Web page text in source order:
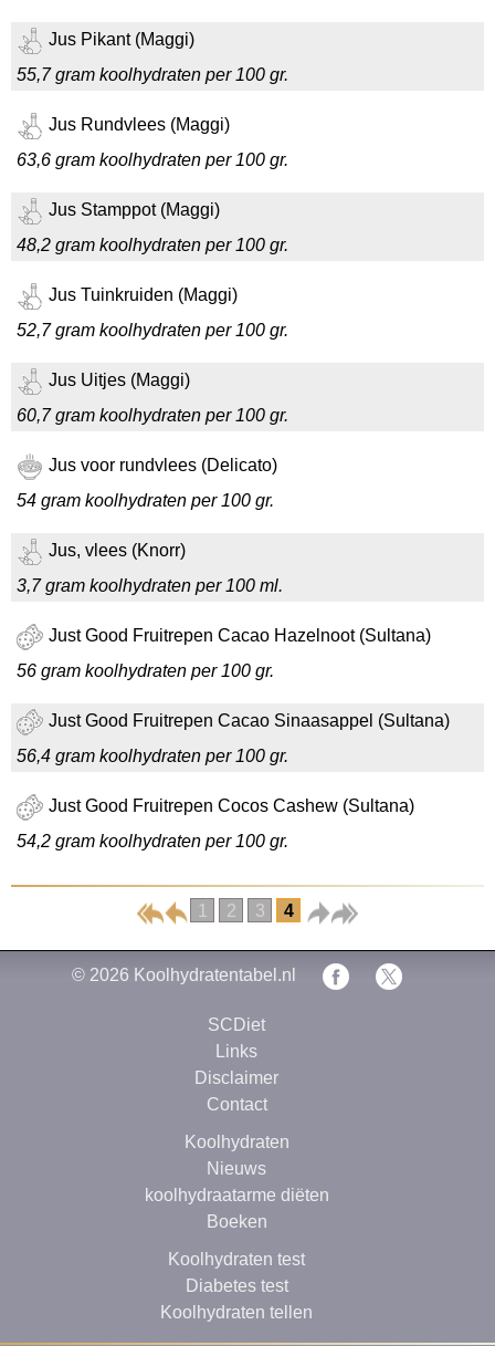
Jus Pikant (Maggi)
55,7 gram koolhydraten per 100 gr.
Jus Rundvlees (Maggi)
63,6 gram koolhydraten per 100 gr.
Jus Stamppot (Maggi)
48,2 gram koolhydraten per 100 gr.
Jus Tuinkruiden (Maggi)
52,7 gram koolhydraten per 100 gr.
Jus Uitjes (Maggi)
60,7 gram koolhydraten per 100 gr.
Jus voor rundvlees (Delicato)
54 gram koolhydraten per 100 gr.
Jus, vlees (Knorr)
3,7 gram koolhydraten per 100 ml.
Just Good Fruitrepen Cacao Hazelnoot (Sultana)
56 gram koolhydraten per 100 gr.
Just Good Fruitrepen Cacao Sinaasappel (Sultana)
56,4 gram koolhydraten per 100 gr.
Just Good Fruitrepen Cocos Cashew (Sultana)
54,2 gram koolhydraten per 100 gr.
1 2 3 4
© 2026 Koolhydratentabel.nl
SCDiet
Links
Disclaimer
Contact
Koolhydraten
Nieuws
koolhydraatarme diëten
Boeken
Koolhydraten test
Diabetes test
Koolhydraten tellen